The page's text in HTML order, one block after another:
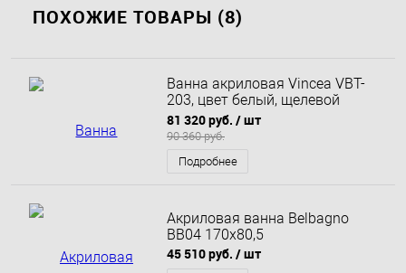
ПОХОЖИЕ ТОВАРЫ (8)
Ванна акриловая Vincea VBT-
203, цвет белый, щелевой
перелив 180x65
81 320 руб. / шт
90 360 руб.
Подробнее
Акриловая ванна Belbagno
BB04 170x80,5
45 510 руб. / шт